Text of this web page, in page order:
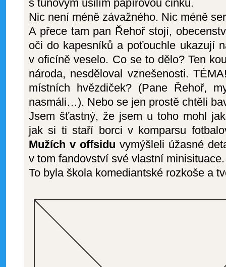
s tunovým úsilím papírovou činku.
Nic není méně závažného. Nic méně
A přece tam pan Řehoř stojí,
oči do kapesníků a poťouchle ukazují
v oficíně veselo. Co se to dělo? Ten
národa, nesděloval vznešenosti.
místních hvězdiček? (Pane Řehoř,
nasmáli…). Nebo se jen prostě chtěli
Jsem šťastný, že jsem u toho mohl
jak si ti staří borci v komparsu
Mužích v offsidu vymýšleli úžasné
v tom fandovství své vlastní minisituace.
To byla škola komediantské rozkoše a